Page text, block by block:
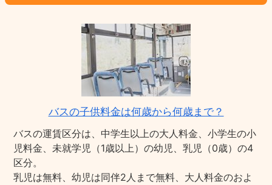
バスの子供料金は何歳から何歳まで？
バスの運賃区分は、中学生以上の大人料金、小学生の小
児料金、未就学児（1歳以上）の幼児、乳児（0歳）の4
区分。
乳児は無料、幼児は同伴2人まで無料、大人料金のおよ